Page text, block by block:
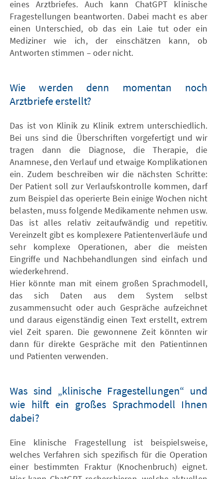
eines Arztbriefes. Auch kann ChatGPT klinische
Fragestellungen beantworten. Dabei macht es aber
einen Unterschied, ob das ein Laie tut oder ein
Mediziner wie ich, der einschätzen kann, ob
Antworten stimmen – oder nicht.
Wie werden denn momentan noch
Arztbriefe erstellt?
Das ist von Klinik zu Klinik extrem unterschiedlich.
Bei uns sind die Überschriften vorgefertigt und wir
tragen dann die Diagnose, die Therapie, die
Anamnese, den Verlauf und etwaige Komplikationen
ein. Zudem beschreiben wir die nächsten Schritte:
Der Patient soll zur Verlaufskontrolle kommen, darf
zum Beispiel das operierte Bein einige Wochen nicht
belasten, muss folgende Medikamente nehmen usw.
Das ist alles relativ zeitaufwändig und repetitiv.
Vereinzelt gibt es komplexere Patientenverläufe und
sehr komplexe Operationen, aber die meisten
Eingriffe und Nachbehandlungen sind einfach und
wiederkehrend.
Hier könnte man mit einem großen Sprachmodell,
das sich Daten aus dem System selbst
zusammensucht oder auch Gespräche aufzeichnet
und daraus eigenständig einen Text erstellt, extrem
viel Zeit sparen. Die gewonnene Zeit könnten wir
dann für direkte Gespräche mit den Patientinnen
und Patienten verwenden.
Was sind „klinische Fragestellungen“ und
wie hilft ein großes Sprachmodell Ihnen
dabei?
Eine klinische Fragestellung ist beispielsweise,
welches Verfahren sich spezifisch für die Operation
einer bestimmten Fraktur (Knochenbruch) eignet.